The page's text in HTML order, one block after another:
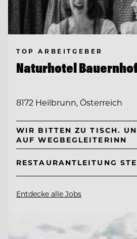
TOP ARBEITGEBER
Naturhotel
8172 Heilbrunn, Österreich
WIR BITTEN ZU TISCH.
AUF WEGBEGLEITERINN
RESTAURANTLEITUNG
Entdecke alle Jobs